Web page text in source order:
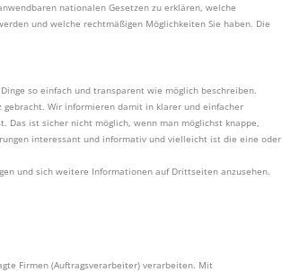
nationalen Gesetzen zu erklären, welche
und welche rechtmäßigen Möglichkeiten Sie haben. Die
so einfach und transparent wie möglich beschreiben.
gebracht. Wir informieren damit in klarer und einfacher
Das ist sicher nicht möglich, wenn man möglichst knappe,
interessant und informativ und vielleicht ist die eine oder
und sich weitere Informationen auf Drittseiten anzusehen.
Firmen (Auftragsverarbeiter) verarbeiten. Mit